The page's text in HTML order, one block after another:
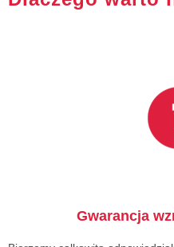
Gwarancja